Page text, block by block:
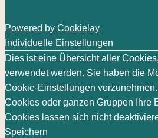
Powered by Cookielay
Individuelle Einstellungen
Dies ist eine Übersicht aller
verwendet werden. Sie haben die
Cookie-Einstellungen
Cookies oder ganzen Gruppen Ihre
Cookies lassen sich nicht
Speichern